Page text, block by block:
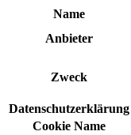
Name
Anbieter
Zweck
Datenschutzerklärung
Cookie Name